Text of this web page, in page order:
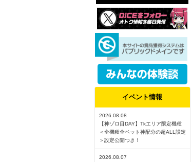
イベント情報
2026.08.08
【神ゾロ目DAY】Tkエリア限定機種
＜全機種全ベット神配分の超ALL設定
＞設定公開つき！
2026.08.07